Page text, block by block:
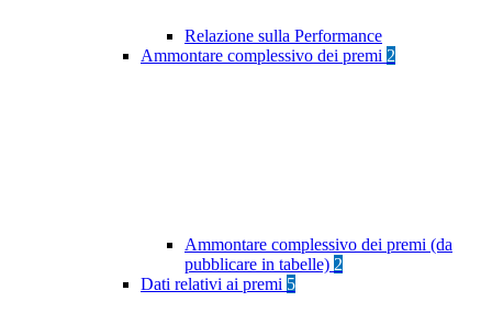
Relazione sulla Performance
Ammontare complessivo dei premi 2
Ammontare complessivo dei premi (da
pubblicare in tabelle) 2
Dati relativi ai premi 5